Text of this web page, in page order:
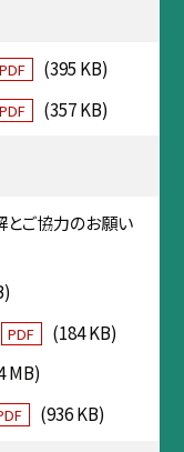
PDF
(395 KB)
PDF (357 KB)
ご協力のお願い
PDF
(184 KB)
MB)
(936 KB)